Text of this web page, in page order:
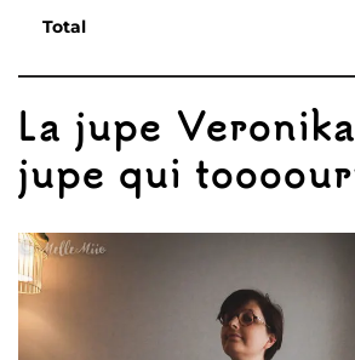
Total
La jupe
jupe qui